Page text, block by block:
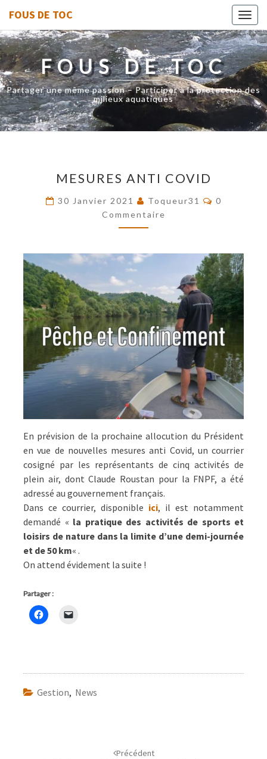
FOUS DE TOC
FOUS DE TOC
Partager une même passion – Participer à la protection des
milieux aquatiques
ANTI
MESURES ANTI COVID
30 Janvier 2021 Toqueur31
0
Commentaire
En prévision de la prochaine allocution du Président
en vue de nouvelles mesures anti Covid, un courrier
cosigné par les représentants de cinq activités de
plein air, dont Claude Roustan pour la FNPF, a été
adressé au gouvernement français.
Dans ce courrier, disponible ici, il est notamment
demandé « la pratique des activités de sports et
loisirs de nature dans la limite d’une demi-journée
et de 50 km« .
On attend évidement la suite !
Partager :
Gestion, News
Précédent